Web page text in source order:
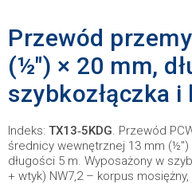
Przewód
(½") × 20 mm,
szybkozłączka
Indeks: TX13‑5KDG. Przewód
średnicy wewnętrznej 13 mm (½")
długości 5 m. Wyposażony w
+ wtyk) NW7,2 – korpus